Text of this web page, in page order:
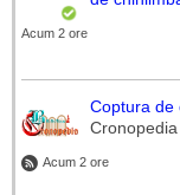
Acum 2 ore
Coptura de
Cronopedia
Acum 2 ore